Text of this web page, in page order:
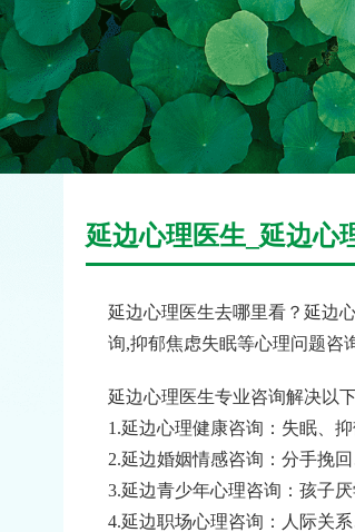
延边心理医生_延边心
延边心理医生去哪里看？延边
询,抑郁焦虑失眠等心理问题咨
延边心理医生专业咨询解决以
1.延边心理健康咨询：失眠、
2.延边婚姻情感咨询：分手挽
3.延边青少年心理咨询：孩子
4.延边职场心理咨询：人际关